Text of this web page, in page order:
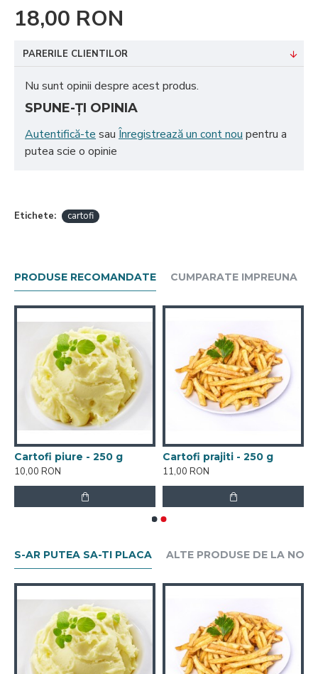
18,00 RON
PARERILE CLIENTILOR
Nu sunt opinii despre acest produs.
SPUNE-ŢI OPINIA
Autentifică-te sau Înregistrează un cont nou pentru a
putea scie o opinie
Etichete: cartofi
PRODUSE RECOMANDATE CUMPARATE IMPREUNA
Cartofi piure - 250 g
10,00 RON
Cartofi prajiti - 250 g
11,00 RON
S-AR PUTEA SA-TI PLACA ALTE PRODUSE DE LA NOI